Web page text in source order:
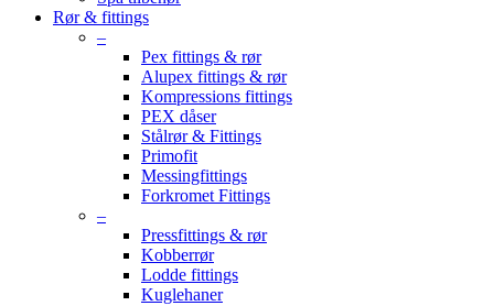
Rør & fittings
–
Pex fittings & rør
Alupex fittings & rør
Kompressions fittings
PEX dåser
Stålrør & Fittings
Primofit
Messingfittings
Forkromet Fittings
–
Pressfittings & rør
Kobberrør
Lodde fittings
Kuglehaner